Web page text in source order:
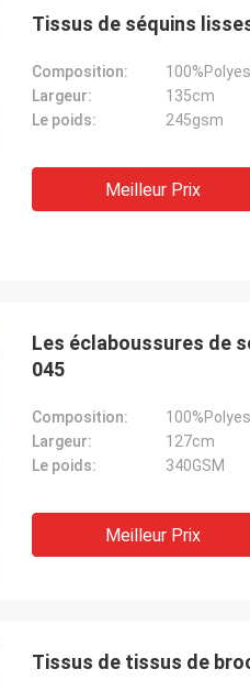
Tissus de séquins
Composition:
Largeur:
135cm
Le poids:
245gsm
Meilleur Prix
Les éclaboussures de
045
Composition:
Largeur:
127cm
Le poids:
340GSM
Meilleur Prix
Tissus de tissus de